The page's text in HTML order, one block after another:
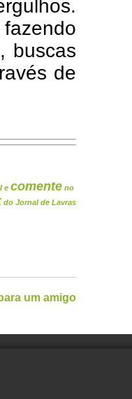
buscas
de
e comente no
do Jornal de Lavras
um amigo